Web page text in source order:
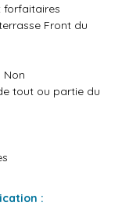
forfaitaires
Front du
Non
tout ou partie du
: